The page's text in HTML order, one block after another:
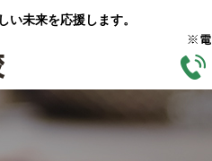
い未来を応援します。